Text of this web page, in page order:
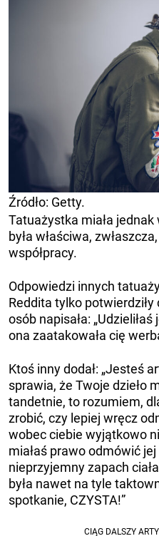
Źródło: Getty.
Tatuażystka miała
była właściwa,
współpracy.
Odpowiedzi innych
Reddita tylko
osób napisała:
ona zaatakowała cię
Ktoś inny dodał: „Jesteś
sprawia, że ​​Twoje dzieło
tandetnie, to rozumiem,
zrobić, czy lepiej wręcz
wobec ciebie wyjątkowo
miałaś prawo odmówić
nieprzyjemny zapach
była nawet na tyle
spotkanie, CZYSTA!”